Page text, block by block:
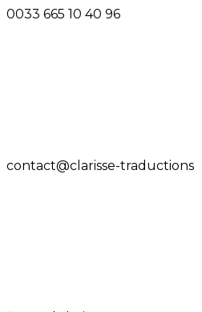
0033 665 10 40 96
contact@clarisse-traductions